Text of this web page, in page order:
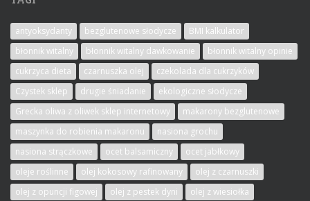
antyoksydanty bezglutenowe słodycze
BMI kalkulator
błonnik witalny
błonnik witalny dawkowanie
błonnik witalny opinie
cukrzyca dieta
czarnuszka olej
czekolada dla cukrzyków
Czystek sklep
drugie śniadanie
ekologiczne słodycze
Grecka oliwa z oliwek sklep internetowy
makarony bezglutenowe
maszynka do robienia makaronu
nasiona grochu
nasiona strączkowe
ocet balsamiczny
ocet jabłkowy
oleje roślinne
olej kokosowy rafinowany
olej z czarnuszki
olej z opuncji figowej
olej z pestek dyni olej z wiesiołka